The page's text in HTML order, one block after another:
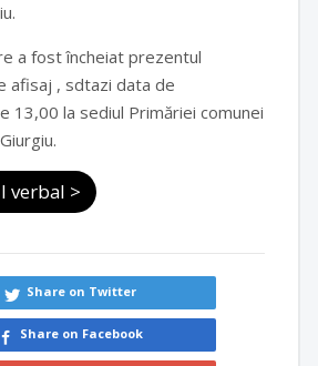
a fost încheiat prezentul
afisaj , sdtazi data de
13,00 la sediul Primăriei comunei
verbal >
Share on Twitter
Share on Facebook